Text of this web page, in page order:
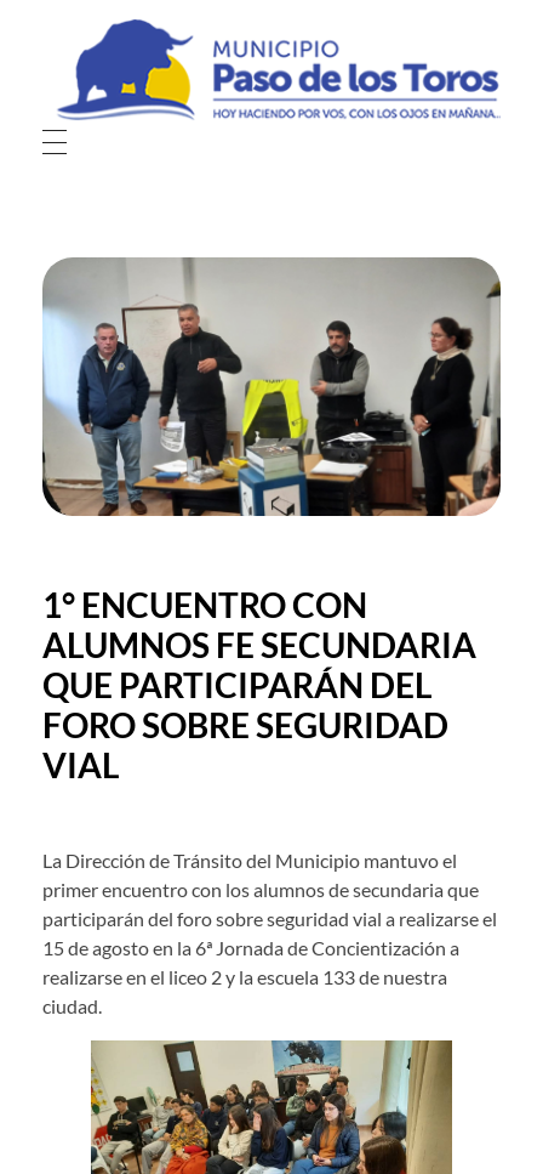
Municipio de Paso de los Toros
Hoy haciendo para vos, con los ojos en mañana
1° ENCUENTRO CON
ALUMNOS FE SECUNDARIA
QUE PARTICIPARÁN DEL
FORO SOBRE SEGURIDAD
VIAL
La Dirección de Tránsito del Municipio mantuvo el
primer encuentro con los alumnos de secundaria que
participarán del foro sobre seguridad vial a realizarse el
15 de agosto en la 6ª Jornada de Concientización a
realizarse en el liceo 2 y la escuela 133 de nuestra
ciudad.